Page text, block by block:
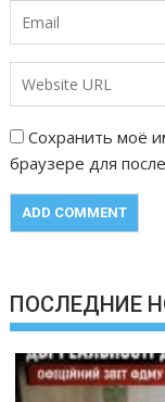
Сохранить моё
браузере для
ПОСЛЕДНИЕ